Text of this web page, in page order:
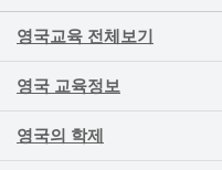
영국교육 전체보기
영국 교육정보
영국의 학제